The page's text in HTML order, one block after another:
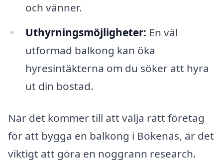
och vänner.
Uthyrningsmöjligheter: En väl
utformad balkong kan öka
hyresintäkterna om du söker att hyra
ut din bostad.
När det kommer till att välja rätt företag
för att bygga en balkong i Bökenäs, är det
viktigt att göra en noggrann research.